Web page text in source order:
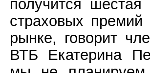
получится
страховых
рынке, говорит
ВТБ Екатерина